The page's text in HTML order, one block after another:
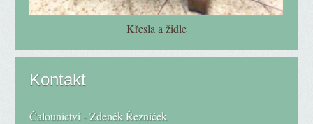
Křesla a židle
Kontakt
Čalounictví - Zdeněk Řezníček